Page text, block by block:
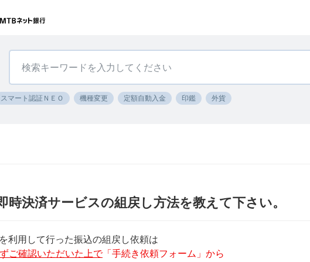
スマート認証ＮＥＯ 機種変更 定額自動入金 印鑑 外貨
時決済サービスの組戻し方法を教えて下さい。
を利用して行った振込の組戻し依頼は
ご確認いただいた上で「手続き依頼フォーム」から